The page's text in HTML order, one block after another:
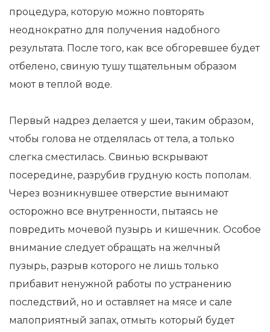
процедура, которую можно повторять
неоднократно для получения надобного
результата. После того, как все обгоревшее будет
отбелено, свиную тушу тщательным образом
моют в теплой воде.
Первый надрез делается у шеи, таким образом,
чтобы голова не отделялась от тела, а только
слегка сместилась. Свинью вскрывают
посередине, разрубив грудную кость пополам.
Через возникнувшее отверстие вынимают
осторожно все внутренности, пытаясь не
повредить мочевой пузырь и кишечник. Особое
внимание следует обращать на желчный
пузырь, разрыв которого не лишь только
прибавит ненужной работы по устранению
последствий, но и оставляет на мясе и сале
малоприятный запах, отмыть который будет